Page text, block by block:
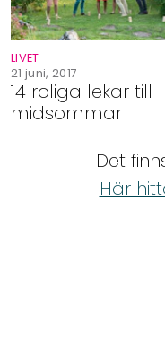
Hem & Trädgård
Underhållning
Om Oss
14 roliga lekar till
midsommar
LIVET
21 juni, 2017
Det
Här